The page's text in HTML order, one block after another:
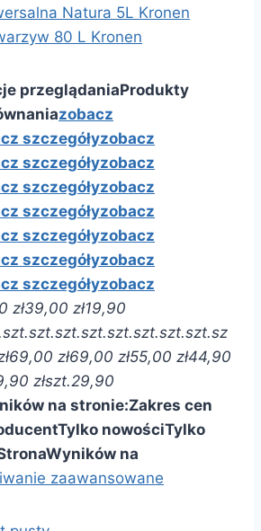
Natura 5L Kronen
80 L Kronen
przeglądaniaProdukty
zobacz
szczegółyzobacz
szczegółyzobacz
szczegółyzobacz
szczegółyzobacz
szczegółyzobacz
szczegółyzobacz
szczegółyzobacz
zł39,00 zł19,90
szt.szt.szt.szt.szt.szt.szt.szt.sz
69,00 zł69,00 zł55,00 zł44,90
złszt.29,90
na stronie:Zakres cen
Tylko nowościTylko
Wyników na
zaawansowane